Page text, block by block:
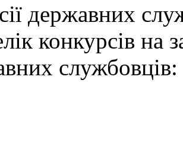
державних
конкурсів на
службовців: